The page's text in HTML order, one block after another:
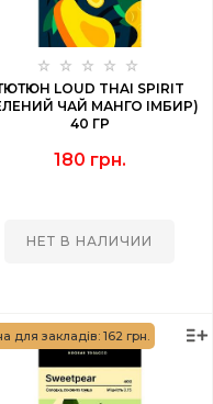
LOUD THAI SPIRIT
ЧАЙ МАНГО ІМБИР)
40 ГР
180 грн.
НЕТ В НАЛИЧИИ
для закладів: 162 грн.